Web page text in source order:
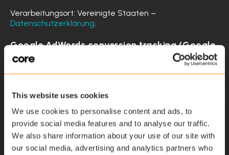
This website uses cookies
We use cookies to personalise content and ads, to
provide social media features and to analyse our traffic.
We also share information about your use of our site with
our social media, advertising and analytics partners who
Verarbeitungsort: Vereinigte Staaten –
Datenschutzerklärung
Google AdWords conversion tracking (Google
Inc.)
Analysedienst von Google Inc., der die Daten vom
Website getätigten Aktionen verbindet.
Erhobene personenbezogene Daten: Cookie und
Nutzungsdaten.